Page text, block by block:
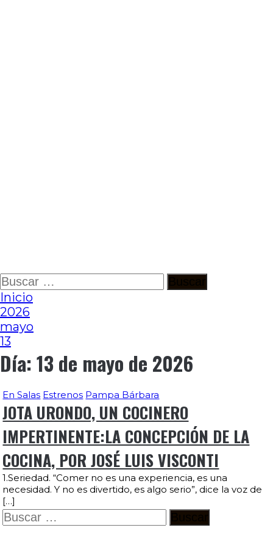
Ir
al
contenido
Buscar:
Inicio
2026
mayo
13
Día:13 de mayo de 2026
En Salas Estrenos Pampa Bárbara
JOTA URONDO, UN COCINERO
IMPERTINENTE:LA CONCEPCIÓN DE LA
COCINA, POR JOSÉ LUIS VISCONTI
1.Seriedad. “Comer no es una experiencia, es una
necesidad. Y no es divertido, es algo serio”, dice la voz de
[…]
Buscar: